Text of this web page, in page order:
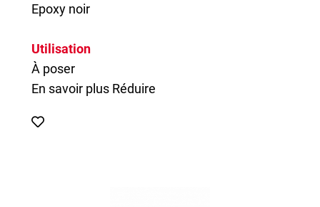
Epoxy noir
Utilisation
À poser
En savoir plus Réduire